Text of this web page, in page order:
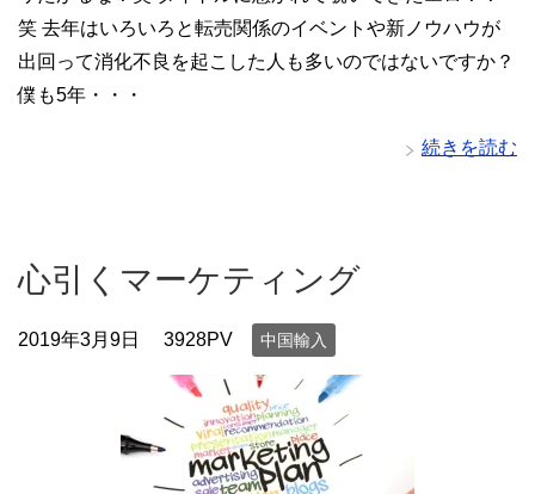
笑 去年はいろいろと転売関係のイベントや新ノウハウが
出回って消化不良を起こした人も多いのではないですか？
僕も5年・・・
続きを読む
心引くマーケティング
2019年3月9日 3928PV 中国輸入